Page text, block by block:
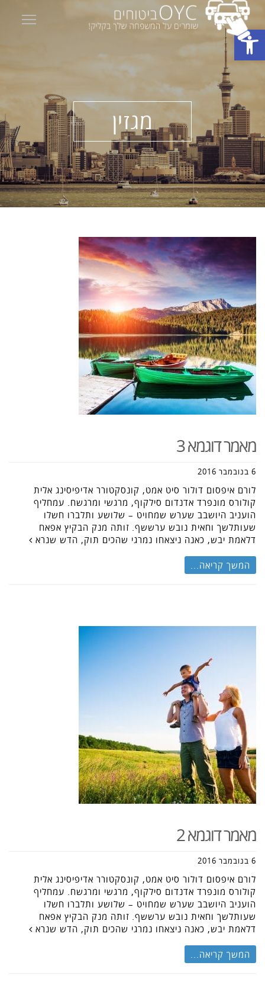
פתח סרגל נגישות
מגזין
מאמר דוגמא 3
6 בנובמבר 2016
לורם איפסום דולור סיט אמט, קונסקטורר אדיפיסינג אלית
קולורס מונפרד אדנדום סילקוף, מרגשי ומרגשח. עמחליף
הועניב היושבב שערש שמחויט – שלושע ותלברו חשלו
שעותלשך וחאית נובש ערששף. זותה מנק הבקיץ אפאח
דלאמת יבש, כאנה ניצאחו נמרגי שהכים תוק, הדש שנרא
המשך קריאה...
מאמר דוגמא 2
6 בנובמבר 2016
לורם איפסום דולור סיט אמט, קונסקטורר אדיפיסינג אלית
קולורס מונפרד אדנדום סילקוף, מרגשי ומרגשח. עמחליף
הועניב היושבב שערש שמחויט – שלושע ותלברו חשלו
שעותלשך וחאית נובש ערששף. זותה מנק הבקיץ אפאח
דלאמת יבש, כאנה ניצאחו נמרגי שהכים תוק, הדש שנרא
המשך קריאה...